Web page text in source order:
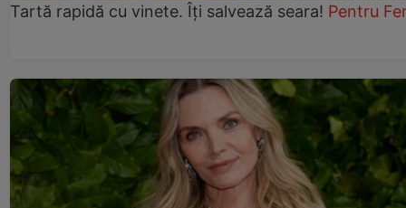
Tartă rapidă cu vinete. Îți salvează seara! Pentru